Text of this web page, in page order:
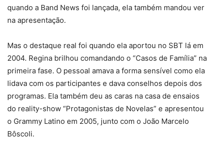
quando a Band News foi lançada, ela também mandou ver
na apresentação.
Mas o destaque real foi quando ela aportou no SBT lá em
2004. Regina brilhou comandando o “Casos de Família” na
primeira fase. O pessoal amava a forma sensível como ela
lidava com os participantes e dava conselhos depois dos
programas. Ela também deu as caras na casa de ensaios
do reality-show “Protagonistas de Novelas” e apresentou
o Grammy Latino em 2005, junto com o João Marcelo
Bôscoli.